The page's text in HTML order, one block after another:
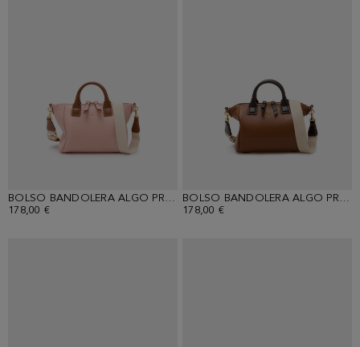
BOLSO BANDOLERA ALGO PRESTADO
178,00 €
BOLSO BANDOLERA ALGO PRESTADO
178,00 €